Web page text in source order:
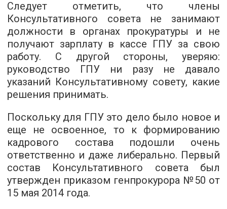
Следует отметить, что члены
Консультативного совета не занимают
должности в органах прокуратуры и не
получают зарплату в кассе ГПУ за свою
работу. С другой стороны, уверяю:
руководство ГПУ ни разу не давало
указаний Консультативному совету, какие
решения принимать.
Поскольку для ГПУ это дело было новое и
еще не освоенное, то к формированию
кадрового состава подошли очень
ответственно и даже либерально. Первый
состав Консультативного совета был
утвержден приказом генпрокурора №50 от
15 мая 2014 года.